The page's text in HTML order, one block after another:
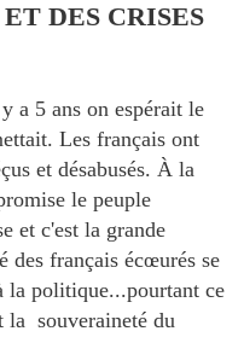
DES CRISES
a 5 ans on espérait le
Les français ont
et désabusés. À la
le peuple
et c'est la grande
des français écœurés se
la politique...pourtant ce
la souveraineté du